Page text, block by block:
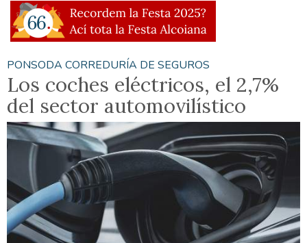
PONSODA CORREDURÍA DE SEGUROS
Los coches eléctricos, el 2,7%
del sector automovilístico